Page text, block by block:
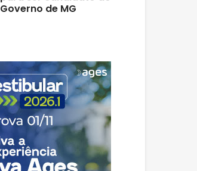
Governo de MG